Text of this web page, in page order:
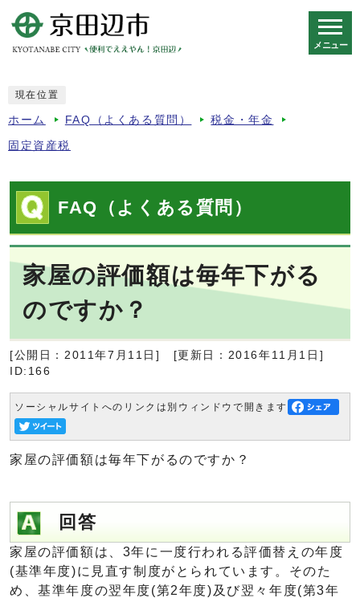
メニュー
現在位置
ホーム FAQ（よくある質問） 税金・年金
固定資産税
FAQ（よくある質問）
家屋の評価額は毎年下がる
のですか？
[公開日：2011年7月11日]
[更新日：2016年11月1日]
ID:166
ソーシャルサイトへのリンクは別ウィンドウで開きます
家屋の評価額は毎年下がるのですか？
回答
家屋の評価額は、3年に一度行われる評価替えの年度
(基準年度)に見直す制度がとられています。そのた
め、基準年度の翌年度(第2年度)及び翌々年度(第3年